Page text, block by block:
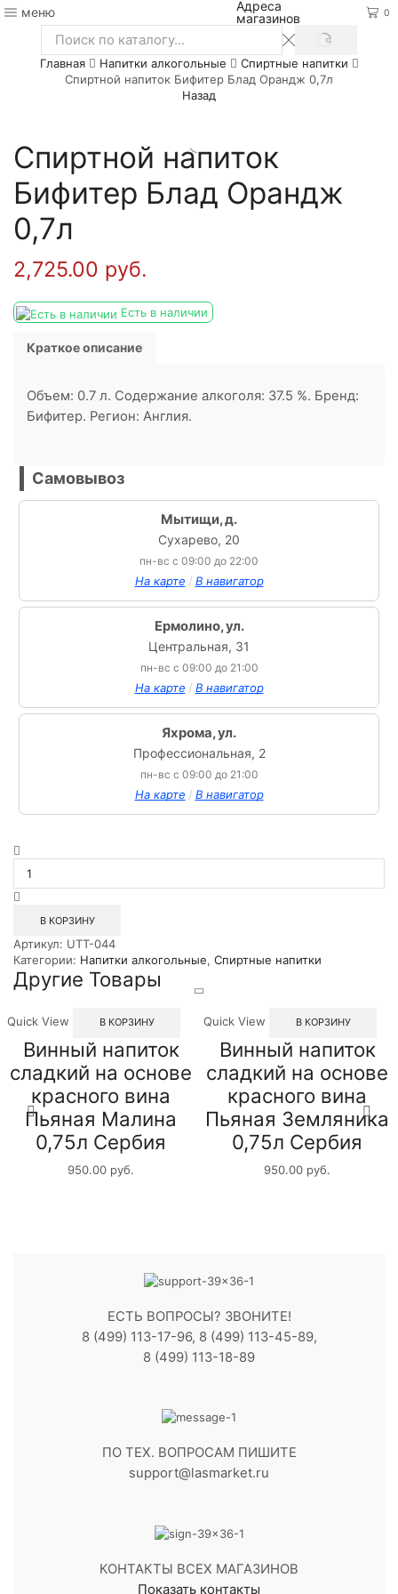
меню
Адреса
магазинов
0
Search
input
SEARCH
Главная Напитки алкогольные
Спиртные напитки
Спиртной напиток Бифитер Блад Орандж 0,7л
Назад
Спиртной напиток
Бифитер Блад Орандж
0,7л
2,725.00 руб.
Есть в наличии
Краткое описание
Объем: 0.7 л. Содержание алкоголя: 37.5 %. Бренд:
Бифитер. Регион: Англия.
Самовывоз
Мытищи, д.
Сухарево, 20
пн-вс с 09:00 до 22:00
На карте / В навигатор
Ермолино, ул.
Центральная, 31
пн-вс с 09:00 до 21:00
На карте / В навигатор
Яхрома, ул.
Профессиональная, 2
пн-вс с 09:00 до 21:00
На карте / В навигатор
товара
Спиртной
Бифитер
Орандж
0,7л
В КОРЗИНУ
Артикул: UTT-044
Категории: Напитки алкогольные, Спиртные напитки
Другие Товары
Quick View В КОРЗИНУ
Винный напиток
сладкий на основе
красного вина
Пьяная Малина
0,75л Сербия
950.00 руб.
Quick View В КОРЗИНУ
Винный напиток
сладкий на основе
красного вина
Пьяная Земляника
0,75л Сербия
950.00 руб.
ЕСТЬ ВОПРОСЫ? ЗВОНИТЕ!
8 (499) 113-17-96, 8 (499) 113-45-89,
8 (499) 113-18-89
ПО ТЕХ. ВОПРОСАМ ПИШИТЕ
support@lasmarket.ru
КОНТАКТЫ ВСЕХ МАГАЗИНОВ
Показать контакты